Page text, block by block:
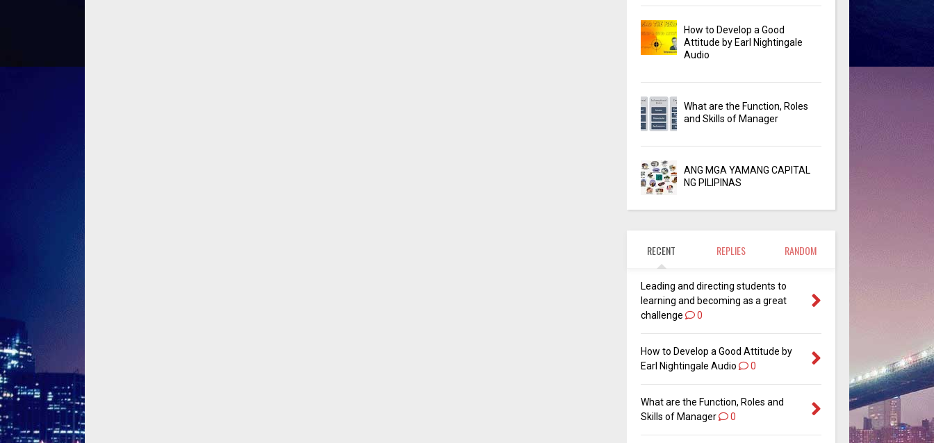
How to Develop a Good
Attitude by Earl Nightingale
Audio
What are the Function, Roles
and Skills of Manager
ANG MGA YAMANG CAPITAL
NG PILIPINAS
RECENT REPLIES RANDOM
Leading and directing students to
learning and becoming as a great
challenge
0
How to Develop a Good Attitude by
Earl Nightingale Audio
0
What are the Function, Roles and
Skills of Manager
0